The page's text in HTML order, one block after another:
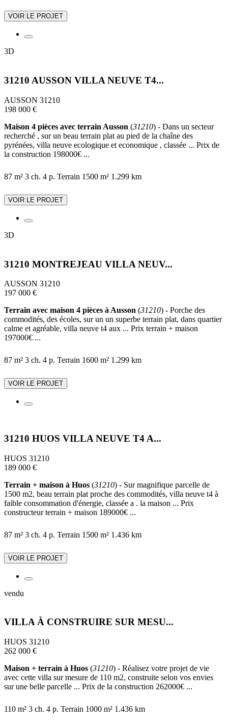
VOIR LE PROJET
3D
31210 AUSSON VILLA NEUVE T4...
AUSSON 31210
198 000 €
Maison 4 pièces avec terrain Ausson (31210) - Dans un secteur
recherché , sur un beau terrain plat au pied de la chaîne des
pyrénées, villa neuve ecologique et economique , classée ... Prix de
la construction 198000€ ...
87 m² 3 ch. 4 p. Terrain 1500 m² 1.299 km
VOIR LE PROJET
3D
31210 MONTREJEAU VILLA NEUV...
AUSSON 31210
197 000 €
Terrain avec maison 4 pièces à Ausson (31210) - Porche des
commodités, des écoles, sur un un superbe terrain plat, dans quartier
calme et agréable, villa neuve t4 aux ... Prix terrain + maison
197000€ ...
87 m² 3 ch. 4 p. Terrain 1600 m² 1.299 km
VOIR LE PROJET
31210 HUOS VILLA NEUVE T4 A...
HUOS 31210
189 000 €
Terrain + maison à Huos (31210) - Sur magnifique parcelle de
1500 m2, beau terrain plat proche des commodités, villa neuve t4 à
faible consommation d'énergie, classée a . la maison ... Prix
constructeur terrain + maison 189000€ ...
87 m² 3 ch. 4 p. Terrain 1500 m² 1.436 km
VOIR LE PROJET
vendu
VILLA À CONSTRUIRE SUR MESU...
HUOS 31210
262 000 €
Maison + terrain à Huos (31210) - Réalisez votre projet de vie
avec cette villa sur mesure de 110 m2, construite selon vos envies
sur une belle parcelle ... Prix de la construction 262000€ ...
110 m² 3 ch. 4 p. Terrain 1000 m² 1.436 km